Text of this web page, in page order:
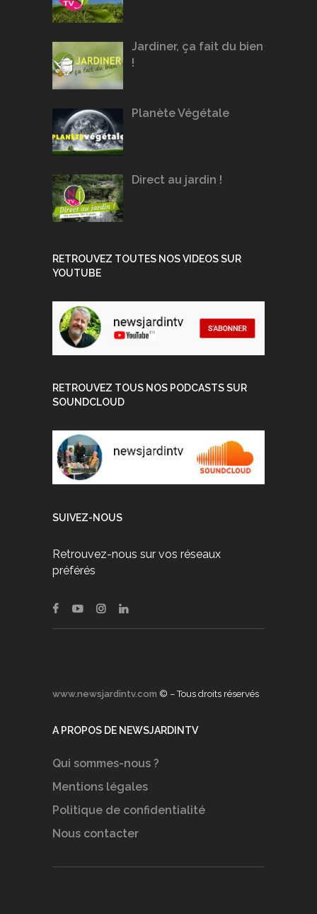
Jardiner, ça fait du bien
!
Planète Végétale
Direct au jardin !
RETROUVEZ TOUTES NOS VIDEOS SUR
YOUTUBE
RETROUVEZ TOUS NOS PODCASTS SUR
SOUNDCLOUD
SUIVEZ-NOUS
Retrouvez-nous sur vos réseaux
préférés
www.newsjardintv.com © – Tous droits réservés
A PROPOS DE NEWSJARDINTV
Qui sommes-nous ?
Mentions légales
Politique de confidentialité
Nous contacter